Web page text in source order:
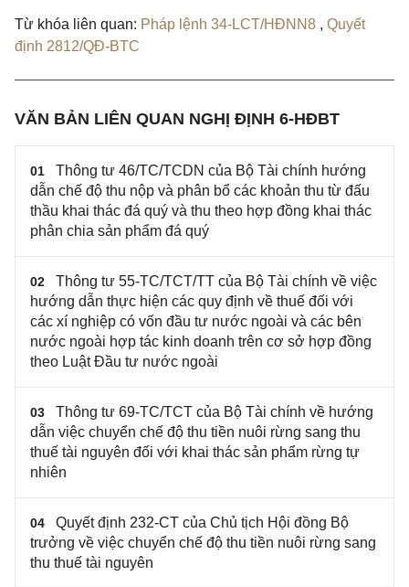
Từ khóa liên quan: Pháp lệnh 34-LCT/HĐNN8 , Quyết
định 2812/QĐ-BTC
VĂN BẢN LIÊN QUAN NGHỊ ĐỊNH 6-HĐBT
01
Thông tư 46/TC/TCDN của Bộ Tài chính hướng
dẫn chế độ thu nộp và phân bổ các khoản thu từ đấu
thầu khai thác đá quý và thu theo hợp đồng khai thác
phân chia sản phẩm đá quý
02
Thông tư 55-TC/TCT/TT của Bộ Tài chính về việc
hướng dẫn thực hiện các quy định về thuế đối với
các xí nghiệp có vốn đầu tư nước ngoài và các bên
nước ngoài hợp tác kinh doanh trên cơ sở hợp đồng
theo Luật Đầu tư nước ngoài
03
Thông tư 69-TC/TCT của Bộ Tài chính về hướng
dẫn việc chuyển chế độ thu tiền nuôi rừng sang thu
thuế tài nguyên đối với khai thác sản phẩm rừng tự
nhiên
04
Quyết định 232-CT của Chủ tịch Hội đồng Bộ
trưởng về việc chuyển chế độ thu tiền nuôi rừng sang
thu thuế tài nguyên